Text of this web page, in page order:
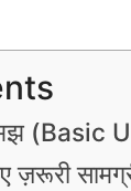
(Basic
ज़रूरी